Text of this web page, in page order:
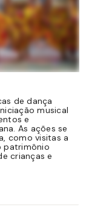
de dança
musical
e
As ações se
como visitas a
patrimônio
crianças e